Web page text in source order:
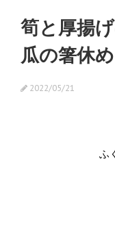
筍と厚揚
瓜の箸休め
2022/05/21
ふ